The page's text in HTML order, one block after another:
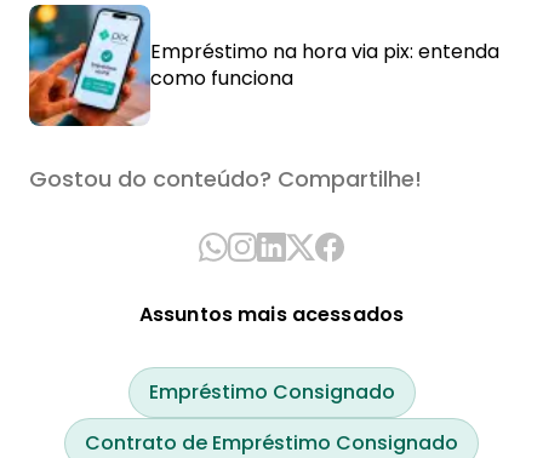
Empréstimo na hora via pix: entenda
como funciona
Gostou do conteúdo? Compartilhe!
Assuntos mais acessados
Empréstimo Consignado
Contrato de Empréstimo Consignado